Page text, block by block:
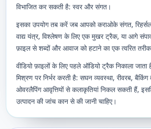
विभाजित कर सकती है: स्वर और संगत।
इसका उपयोग तब करें जब आपको कराओके संगत,
वाद्य यंत्र, विश्लेषण के लिए एक मुखर ट्रैक, या आगे
फ़ाइल से शब्दों और आवाज को हटाने का एक त्वरित
वीडियो फ़ाइलों के लिए पहले ऑडियो ट्रैक निकाला जाता
मिश्रण पर निर्भर करती है: सघन व्यवस्था, रीवरब,
ओवरलैपिंग आवृत्तियों से कलाकृतियां निकल सकती हैं,
उत्पादन की जांच कान से की जानी चाहिए।